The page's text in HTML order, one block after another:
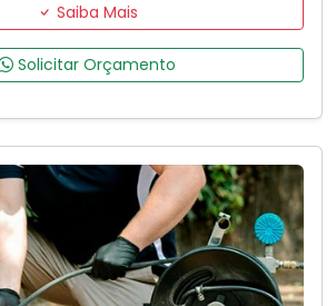
Saiba Mais
Solicitar Orçamento